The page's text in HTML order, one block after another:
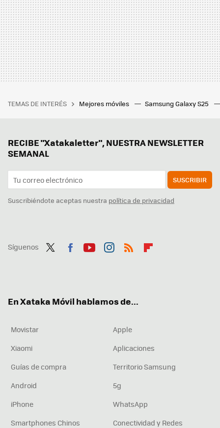
TEMAS DE INTERÉS Mejores móviles Samsung Galaxy S25
RECIBE "Xatakaletter", NUESTRA NEWSLETTER
SEMANAL
SUSCRIBIR
Suscribiéndote aceptas nuestra política de privacidad
Síguenos
En Xataka Móvil hablamos de...
Movistar
Apple
Xiaomi
Aplicaciones
Guías de compra
Territorio Samsung
Android
5g
iPhone
WhatsApp
Smartphones Chinos
Conectividad y Redes